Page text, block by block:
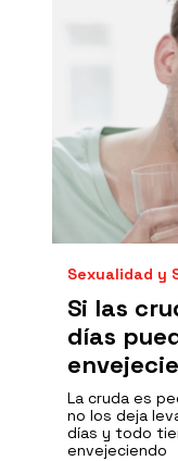
Sexualidad y
Si las
días
La cruda es
no los deja
días y todo
envejeciendo